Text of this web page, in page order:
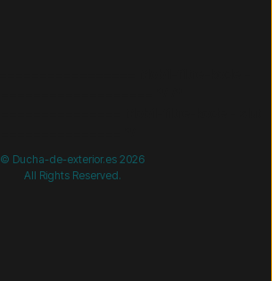
© Ducha-de-exterior.es 2026
All Rights Reserved.